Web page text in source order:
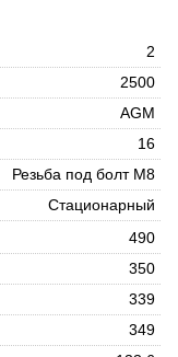
2
2500
AGM
16
Резьба под болт М8
Стационарный
490
350
339
349